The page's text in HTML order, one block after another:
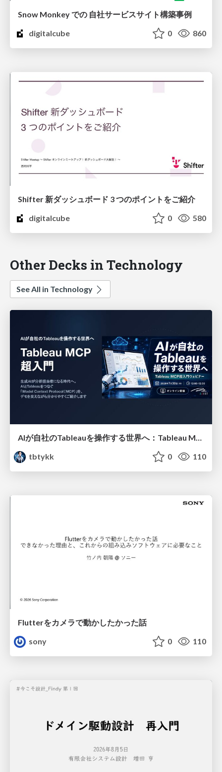
Snow Monkey での 自社サービスサイト構築事例
digitalcube
0 860
Shifter 新ダッシュボード 3 つのポイントをご紹介
digitalcube
0 580
Other Decks in Technology
See All in Technology
tbtykk
0 110
Flutterをカメラで動かしたかった話
sony
0 110